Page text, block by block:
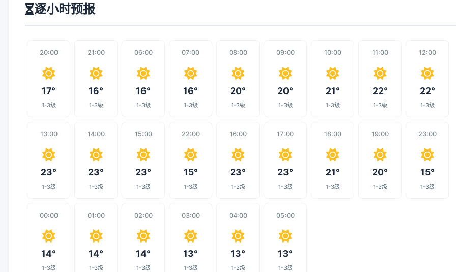
逐小时预报
20:00
17°
1-3级
21:00
16°
1-3级
06:00
16°
1-3级
07:00
16°
1-3级
08:00
20°
1-3级
09:00
20°
1-3级
10:00
21°
1-3级
11:00
22°
1-3级
12:00
22°
1-3级
13:00
23°
1-3级
14:00
23°
1-3级
15:00
23°
1-3级
22:00
15°
1-3级
16:00
23°
1-3级
17:00
23°
1-3级
18:00
21°
1-3级
19:00
20°
1-3级
23:00
15°
1-3级
00:00
14°
1-3级
01:00
14°
1-3级
02:00
14°
1-3级
03:00
13°
1-3级
04:00
13°
1-3级
05:00
13°
1-3级